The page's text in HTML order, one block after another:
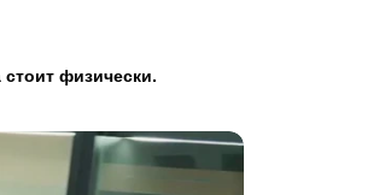
физически.